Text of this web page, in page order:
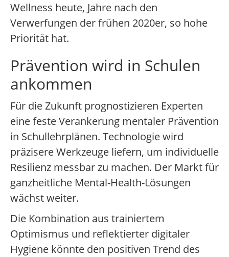
Wellness heute, Jahre nach den
Verwerfungen der frühen 2020er, so hohe
Priorität hat.
Prävention wird in Schulen
ankommen
Für die Zukunft prognostizieren Experten
eine feste Verankerung mentaler Prävention
in Schullehrplänen. Technologie wird
präzisere Werkzeuge liefern, um individuelle
Resilienz messbar zu machen. Der Markt für
ganzheitliche Mental-Health-Lösungen
wächst weiter.
Die Kombination aus trainiertem
Optimismus und reflektierter digitaler
Hygiene könnte den positiven Trend des